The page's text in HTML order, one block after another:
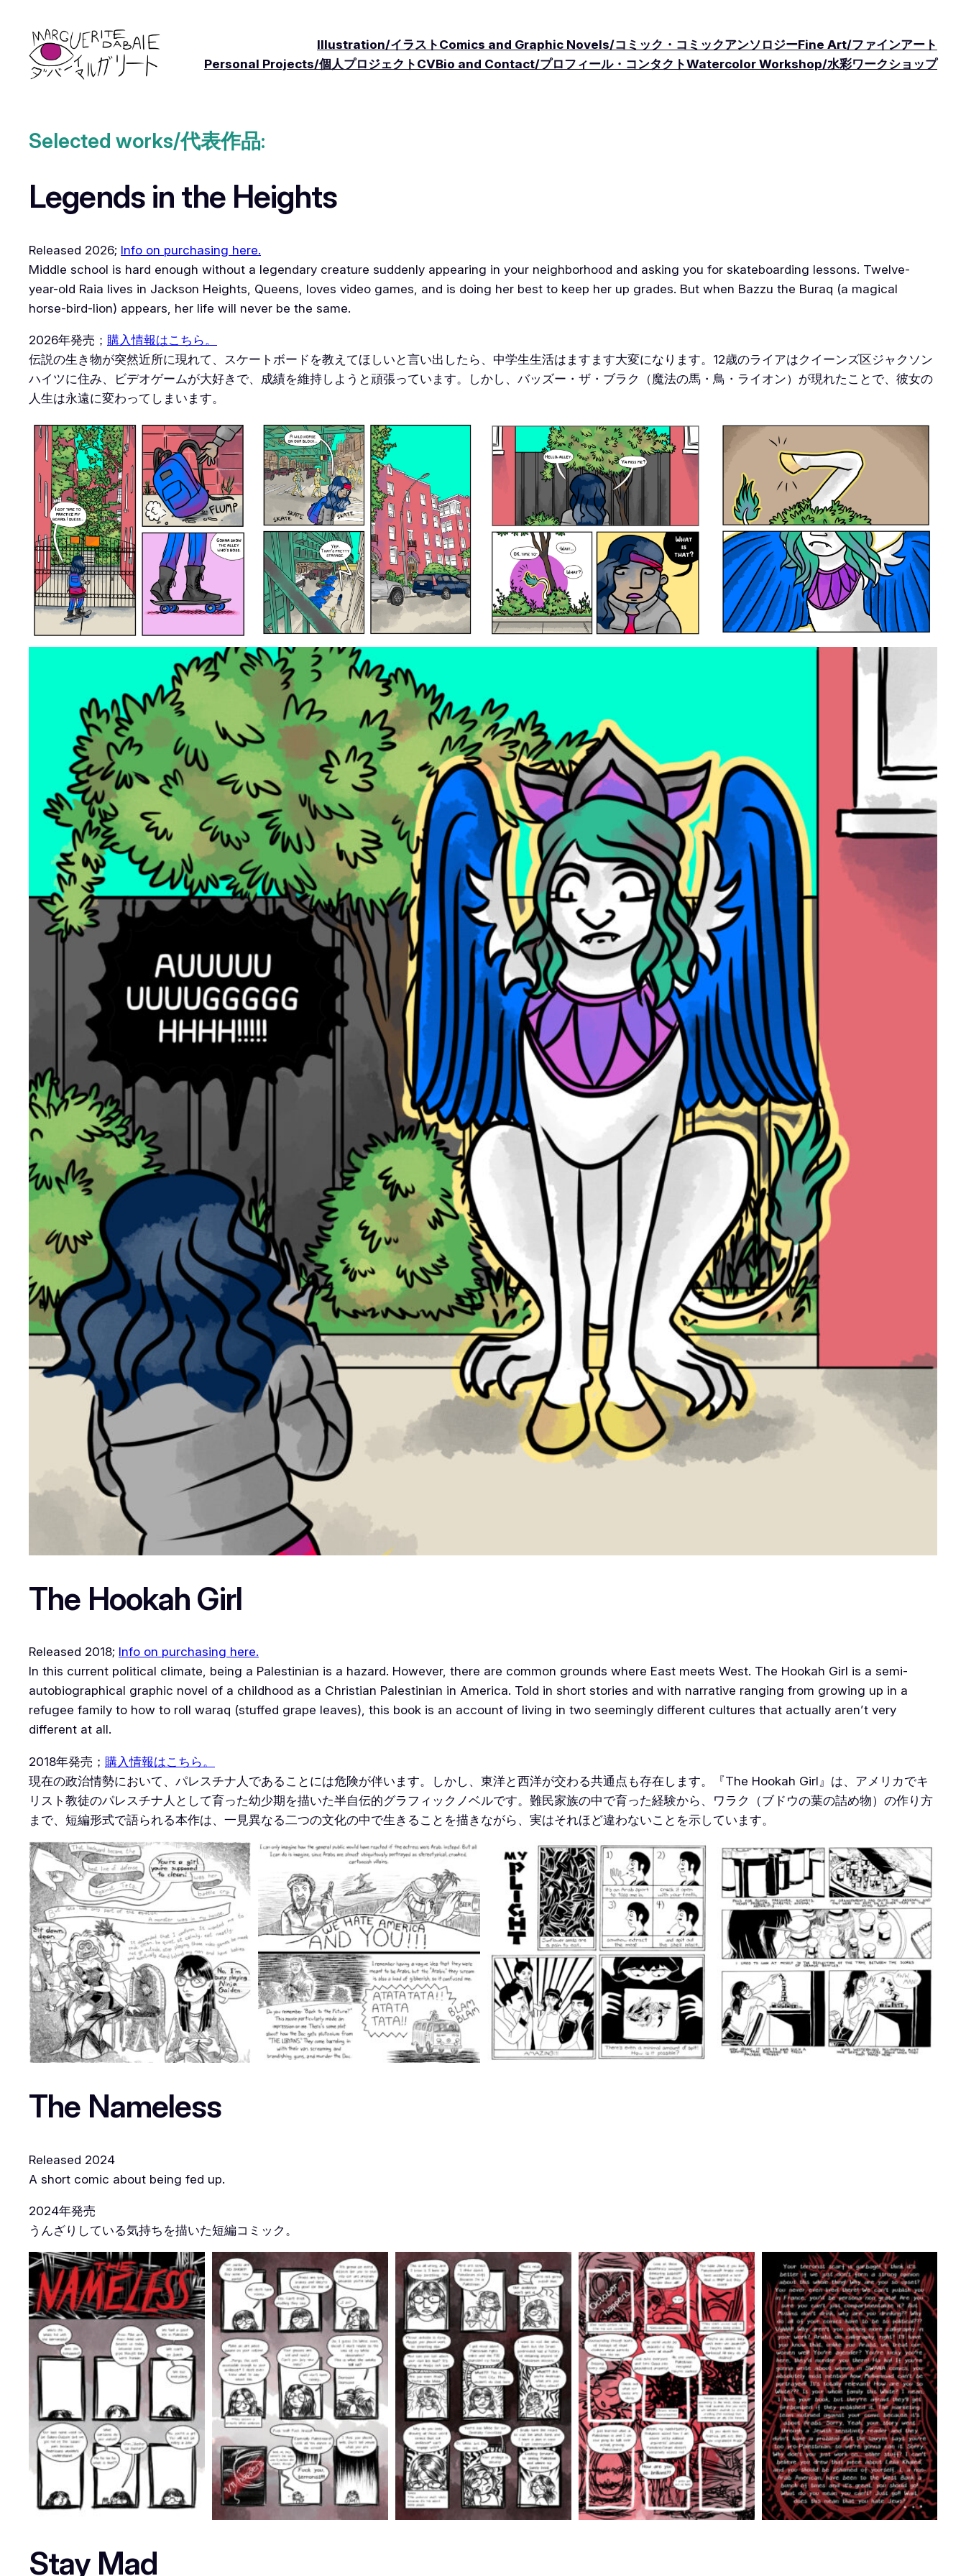
content
Illustration/イラストComics and Graphic Novels/コミック・コミックアンソロジーFine Art/ファインアート
Personal Projects/個人プロジェクトCVBio and Contact/プロフィール・コンタクトWatercolor Workshop/水彩ワークショップ
Selected works/代表作品:
Legends in the Heights
Released 2026; Info on purchasing here.
Middle school is hard enough without a legendary creature suddenly appearing in your neighborhood and asking you for skateboarding lessons. Twelve-
year-old Raia lives in Jackson Heights, Queens, loves video games, and is doing her best to keep her up grades. But when Bazzu the Buraq (a magical
horse-bird-lion) appears, her life will never be the same.
2026年発売； 購入情報はこちら。
伝説の生き物が突然近所に現れて、スケートボードを教えてほしいと言い出したら、中学生生活はますます大変になります。12歳のライアはクイーンズ区ジャクソン
ハイツに住み、ビデオゲームが大好きで、成績を維持しようと頑張っています。しかし、バッズー・ザ・ブラク（魔法の馬・鳥・ライオン）が現れたことで、彼女の
人生は永遠に変わってしまいます。
The Hookah Girl
Released 2018; Info on purchasing here.
In this current political climate, being a Palestinian is a hazard. However, there are common grounds where East meets West. The Hookah Girl is a semi-
autobiographical graphic novel of a childhood as a Christian Palestinian in America. Told in short stories and with narrative ranging from growing up in a
refugee family to how to roll waraq (stuffed grape leaves), this book is an account of living in two seemingly different cultures that actually aren’t very
different at all.
2018年発売； 購入情報はこちら。
現在の政治情勢において、パレスチナ人であることには危険が伴います。しかし、東洋と西洋が交わる共通点も存在します。『The Hookah Girl』は、アメリカでキ
リスト教徒のパレスチナ人として育った幼少期を描いた半自伝的グラフィックノベルです。難民家族の中で育った経験から、ワラク（ブドウの葉の詰め物）の作り方
まで、短編形式で語られる本作は、一見異なる二つの文化の中で生きることを描きながら、実はそれほど違わないことを示しています。
The Nameless
Released 2024
A short comic about being fed up.
2024年発売
うんざりしている気持ちを描いた短編コミック。
Stay Mad